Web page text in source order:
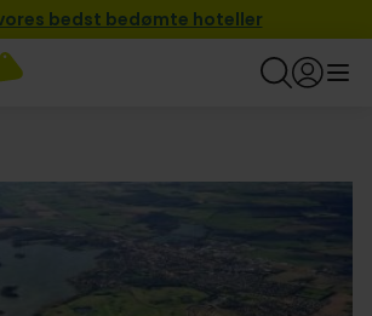
bedst bedømte hoteller